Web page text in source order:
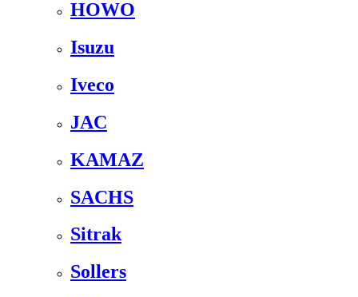
HOWO
Isuzu
Iveco
JAC
KAMAZ
SACHS
Sitrak
Sollers